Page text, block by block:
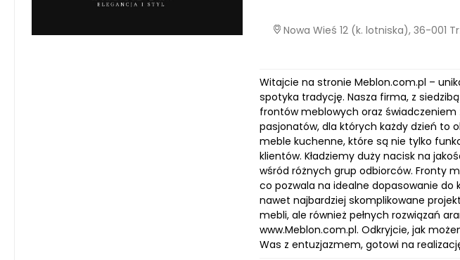
Nowa Wieś 12 (k. lotniska), 36-001
Witajcie na stronie Meblon.com.pl –
spotyka tradycję. Nasza firma, z
frontów meblowych oraz świadczeniem
pasjonatów, dla których każdy dzień to
meble kuchenne, które są nie tylko
klientów. Kładziemy duży nacisk na
wśród różnych grup odbiorców. Fronty
co pozwala na idealne dopasowanie do
nawet najbardziej skomplikowane
mebli, ale również pełnych rozwiązań
www.Meblon.com.pl. Odkryjcie, jak
Was z entuzjazmem, gotowi na